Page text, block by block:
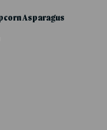
Asparagus